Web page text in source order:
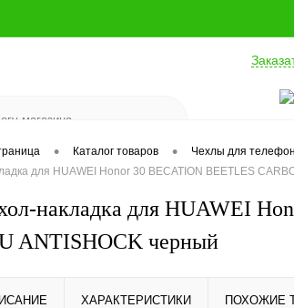
• Каталог товаров • Чехлы для
для HUAWEI Honor 30 BECATION BEETLES
накладка для HUAWEI
ANTISHOCK черный
ХАРАКТЕРИСТИКИ ПОХОЖИЕ